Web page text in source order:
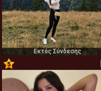
Εκτός Σύνδεσης
5